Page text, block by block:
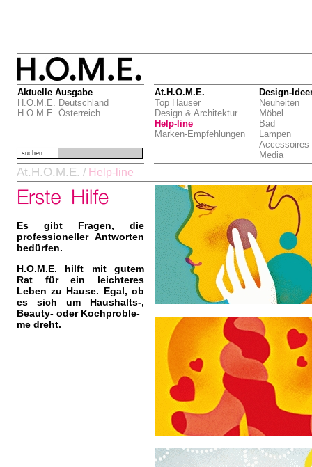
Aktuelle Ausgabe
H.O.M.E. Deutschland
H.O.M.E. Österreich
At.H.O.M.E.
Top Häuser
Design & Architektur
Help-line
Marken-Empfehlungen
Design-
Neuheiten
Möbel
Bad
Lampen
Accessoires
Media
suchen
At.H.O.M.E. / Help-line
Es gibt Fragen, die
professioneller Antworten
bedürfen.
H.O.M.E. hilft mit gutem
Rat für ein leichteres
Leben zu Hause. Egal, ob
es sich um Haushalts-,
Beauty- oder Kochproble-
me dreht.